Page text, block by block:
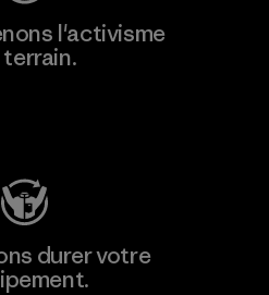
l'activisme
terrain.
durer votre